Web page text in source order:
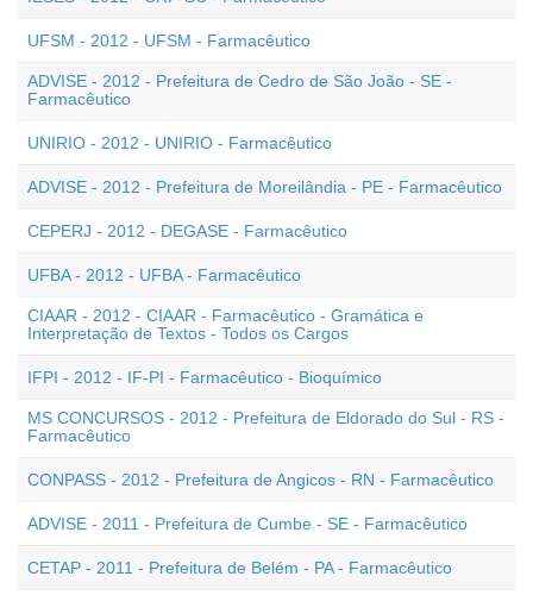
UFSM - 2012 - UFSM - Farmacêutico
ADVISE - 2012 - Prefeitura de Cedro de São João - SE -
Farmacêutico
UNIRIO - 2012 - UNIRIO - Farmacêutico
ADVISE - 2012 - Prefeitura de Moreilândia - PE - Farmacêutico
CEPERJ - 2012 - DEGASE - Farmacêutico
UFBA - 2012 - UFBA - Farmacêutico
CIAAR - 2012 - CIAAR - Farmacêutico - Gramática e
Interpretação de Textos - Todos os Cargos
IFPI - 2012 - IF-PI - Farmacêutico - Bioquímico
MS CONCURSOS - 2012 - Prefeitura de Eldorado do Sul - RS -
Farmacêutico
CONPASS - 2012 - Prefeitura de Angicos - RN - Farmacêutico
ADVISE - 2011 - Prefeitura de Cumbe - SE - Farmacêutico
CETAP - 2011 - Prefeitura de Belém - PA - Farmacêutico